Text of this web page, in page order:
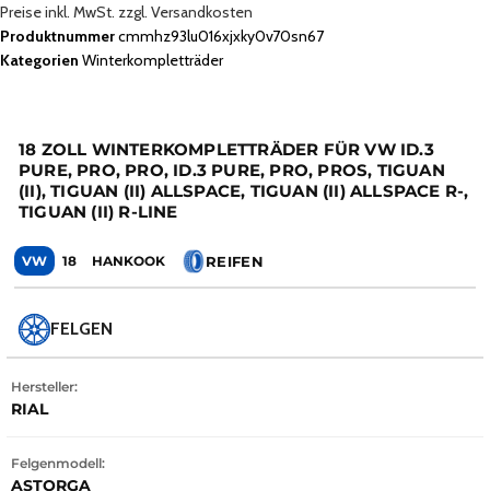
Preise inkl. MwSt. zzgl. Versandkosten
Produktnummercmmhz93lu016xjxky0v70sn67
Kategorien Winterkompletträder
18 ZOLL WINTERKOMPLETTRÄDER FÜR VW ID.3
PURE, PRO, PRO, ID.3 PURE, PRO, PROS, TIGUAN
(II), TIGUAN (II) ALLSPACE, TIGUAN (II) ALLSPACE R-,
TIGUAN (II) R-LINE
VW 18 HANKOOK REIFEN
FELGEN
Hersteller:
RIAL
Felgenmodell:
ASTORGA